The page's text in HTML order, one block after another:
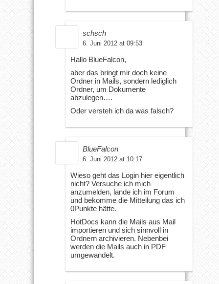
schsch
6. Juni 2012 at 09:53
Hallo BlueFalcon,
aber das bringt mir doch keine
Ordner in Mails, sondern lediglich
Ordner, um Dokumente
abzulegen….
Oder versteh ich da was falsch?
BlueFalcon
6. Juni 2012 at 10:17
Wieso geht das Login hier eigentlich
nicht? Versuche ich mich
anzumelden, lande ich im Forum
und bekomme die Mitteilung das ich
0Punkte hätte.
HotDocs kann die Mails aus Mail
importieren und sich sinnvoll in
Ordnern archivieren. Nebenbei
werden die Mails auch in PDF
umgewandelt.